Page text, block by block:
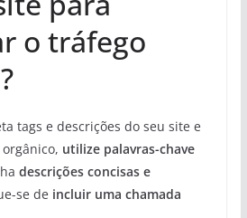
o tráfego
tags e descrições do seu site e
utilize palavras-chave
descrições concisas e
se de incluir uma chamada